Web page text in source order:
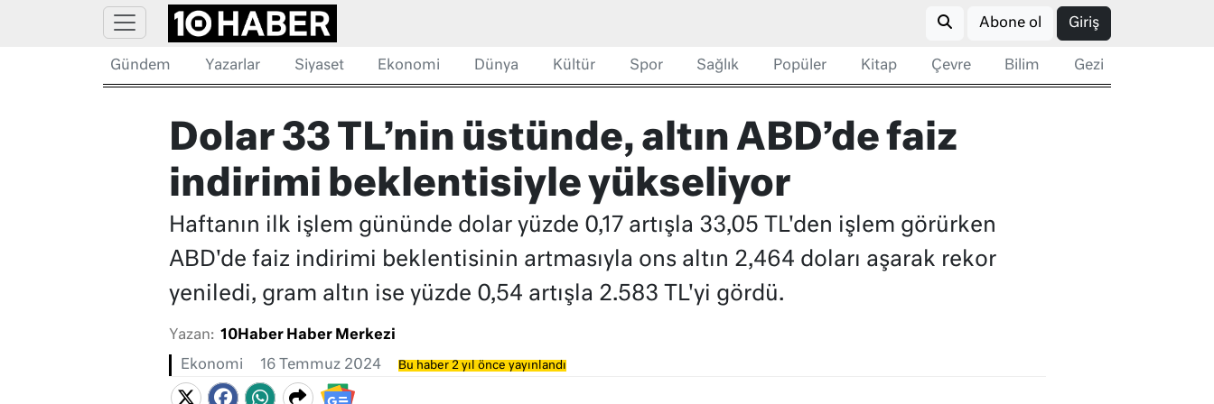
Abone ol Giriş
Gündem Yazarlar Siyaset Ekonomi Dünya Kültür Spor Sağlık Popüler Kitap Çevre Bilim Gezi
Dolar 33 TL’nin üstünde, altın ABD’de faiz
indirimi beklentisiyle yükseliyor
Haftanın ilk işlem gününde dolar yüzde 0,17 artışla 33,05 TL'den işlem görürken
ABD'de faiz indirimi beklentisinin artmasıyla ons altın 2,464 doları aşarak rekor
yeniledi, gram altın ise yüzde 0,54 artışla 2.583 TL'yi gördü.
Yazan: 10Haber Haber Merkezi
Ekonomi 16 Temmuz 2024 Bu haber 2 yıl önce yayınlandı